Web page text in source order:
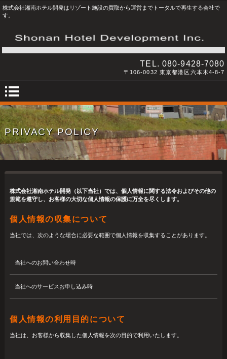
株式会社湘南ホテル開発はリゾート施設の買取から運営までトータルで再生する会社で
す。
TEL. 080-9428-7080
〒106-0032 東京都港区六本木4-8-7
PRIVACY POLICY
株式会社湘南ホテル開発（以下当社）では、個人情報に関する法令およびその他の
規範を遵守し、お客様の大切な個人情報の保護に万全を尽くします。
個人情報の収集について
当社では、次のような場合に必要な範囲で個人情報を収集することがあります。
当社へのお問い合わせ時
当社へのサービスお申し込み時
個人情報の利用目的について
当社は、お客様から収集した個人情報を次の目的で利用いたします。